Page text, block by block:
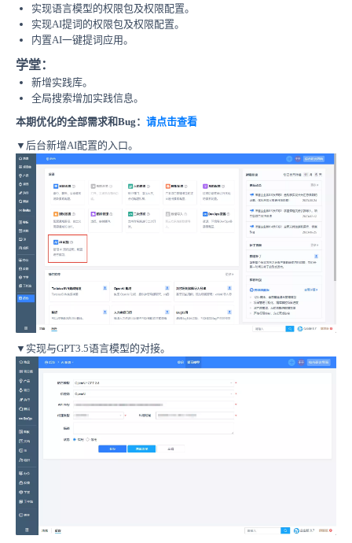
实现语言模型的权限包及权限配置。
实现AI提词的权限包及权限配置。
内置AI一键提词应用。
学堂：
新增实践库。
全局搜索增加实践信息。
本期优化的全部需求和Bug： 请点击查看
▼后台新增AI配置的入口。
▼ 实现与GPT3.5语言模型的对接。